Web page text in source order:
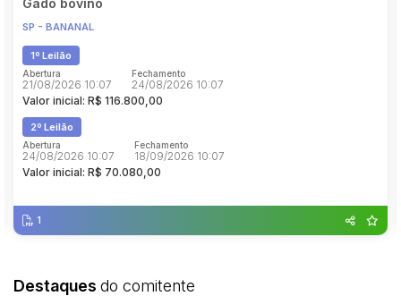
Gado bovino
SP - BANANAL
1º Leilão
Abertura
21/08/2026 10:07
Fechamento
24/08/2026 10:07
Valor inicial: R$ 116.800,00
2º Leilão
Abertura
24/08/2026 10:07
Fechamento
18/09/2026 10:07
Valor inicial: R$ 70.080,00
1
Destaques do comitente